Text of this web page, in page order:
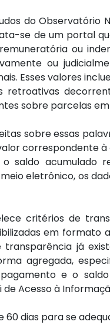
do Observatório
se de um portal
ou
ou
Esses valores
retroativas
sobre parcelas
sobre essas
correspondente
saldo acumulado
eletrônico, os
critérios de
em formato
já
agregada,
e o
Acesso à
60 dias para se